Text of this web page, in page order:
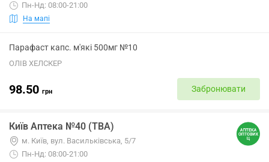
Пн-Нд: 08:00-21:00
На мапі
Парафаст капс. м'які 500мг №10
ОЛІВ ХЕЛСКЕР
98.50 грн Забронювати
Київ Аптека №40 (ТВА)
м. Київ, вул. Васильківська, 5/7
Пн-Нд: 08:00-21:00